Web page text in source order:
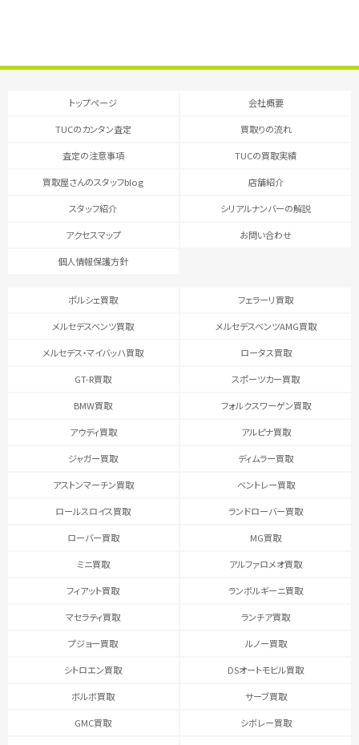
トップページ 会社概要
TUCのカンタン査定 買取りの流れ
査定の注意事項 TUCの買取実績
買取屋さんのスタッフblog 店舗紹介
スタッフ紹介 シリアルナンバーの解説
アクセスマップ お問い合わせ
個人情報保護方針
ポルシェ買取 フェラーリ買取
メルセデスベンツ買取 メルセデスベンツAMG買取
メルセデス・マイバッハ買取 ロータス買取
GT-R買取 スポーツカー買取
BMW買取 フォルクスワーゲン買取
アウディ買取 アルピナ買取
ジャガー買取 ディムラー買取
アストンマーチン買取 ベントレー買取
ロールスロイス買取 ランドローバー買取
ローバー買取 MG買取
ミニ買取 アルファロメオ買取
フィアット買取 ランボルギーニ買取
マセラティ買取 ランチア買取
プジョー買取 ルノー買取
シトロエン買取 DSオートモビル買取
ボルボ買取 サーブ買取
GMC買取 シボレー買取